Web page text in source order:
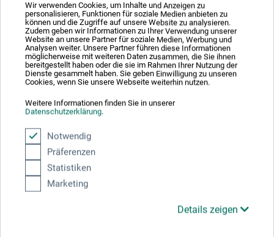
Wir verwenden Cookies, um Inhalte und Anzeigen zu
personalisieren, Funktionen für soziale Medien anbieten zu
können und die Zugriffe auf unsere Website zu analysieren.
Zudem geben wir Informationen zu Ihrer Verwendung unserer
Website an unsere Partner für soziale Medien, Werbung und
Analysen weiter. Unsere Partner führen diese Informationen
möglicherweise mit weiteren Daten zusammen, die Sie ihnen
bereitgestellt haben oder die sie im Rahmen Ihrer Nutzung der
Dienste gesammelt haben. Sie geben Einwilligung zu unseren
Cookies, wenn Sie unsere Webseite weiterhin nutzen.
Weitere Informationen finden Sie in unserer
Datenschutzerklärung.
Notwendig
Präferenzen
Statistiken
Marketing
Details zeigen
Nachhaltig einkaufen
Mit diesem Logo möchten wir zeigen, dass wir Kunde bei Der Grüne Punkt –
Duales System Deutschland GmbH sind und unsere Verkaufsverpackungen
für Deutschland am dualen System Der Grüne Punkt beteiligen.